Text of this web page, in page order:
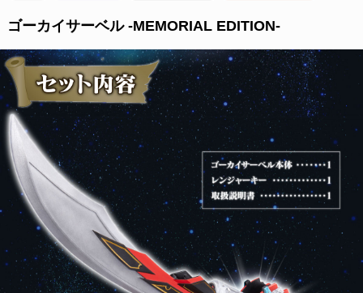
ゴーカイサーベル -MEMORIAL EDITION-